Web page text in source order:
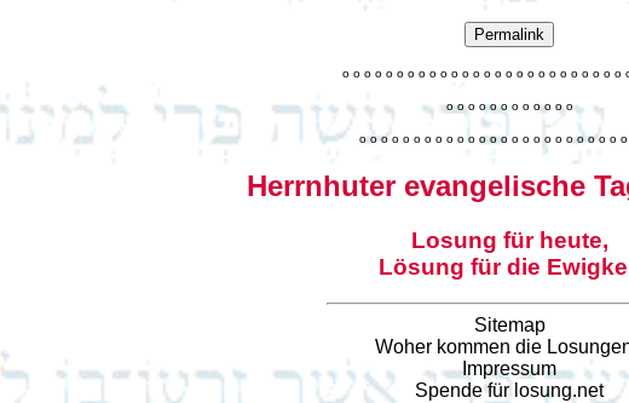
Permalink
o o o o o o o o o o o o o o o o o o o o o o o o o o
o o o o o o o o o o o o
o o o o o o o o o o o o o o o o o o o o o o o o o
Herrnhuter evangelische
Losung für heute,
Lösung für die
Sitemap
Woher kommen die
Impressum
Spende für losung.net